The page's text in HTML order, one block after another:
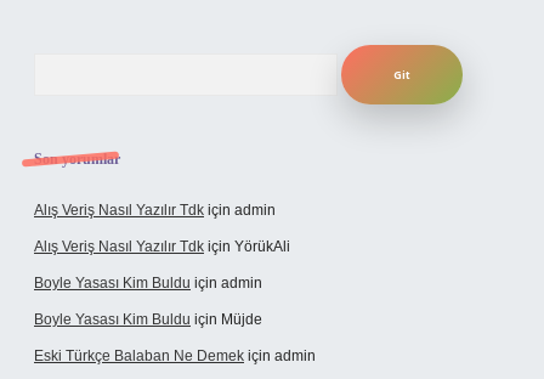
Son yorumlar
Alış Veriş Nasıl Yazılır Tdk için admin
Alış Veriş Nasıl Yazılır Tdk için YörükAli
Boyle Yasası Kim Buldu için admin
Boyle Yasası Kim Buldu için Müjde
Eski Türkçe Balaban Ne Demek için admin